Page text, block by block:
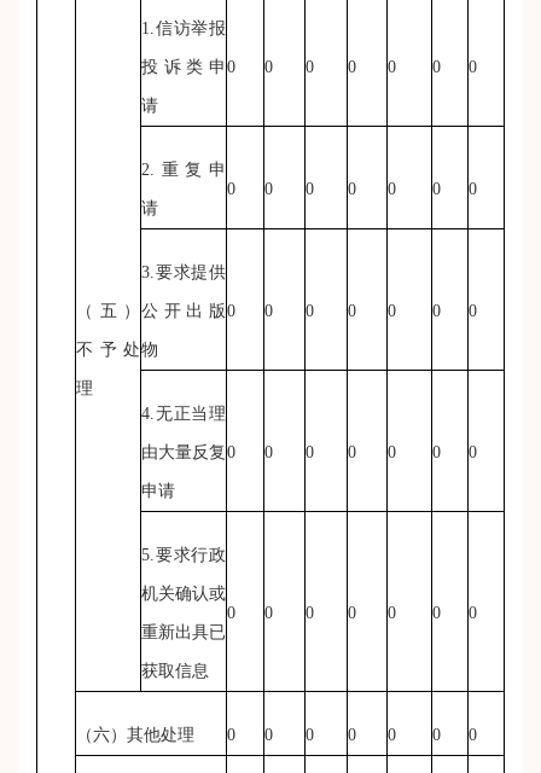
（五）
不予处
理
1.信访举报
投诉类申
请
0 0 0 0 0 0 0
2.重复申
请
0 0 0 0 0 0 0
3.要求提供
公开出版
物
0 0 0 0 0 0 0
4.无正当理
由大量反复
申请
0 0 0 0 0 0 0
5.要求行政
机关确认或
重新出具已
获取信息
0 0 0 0 0 0 0
（六）其他处理 0 0 0 0 0 0 0